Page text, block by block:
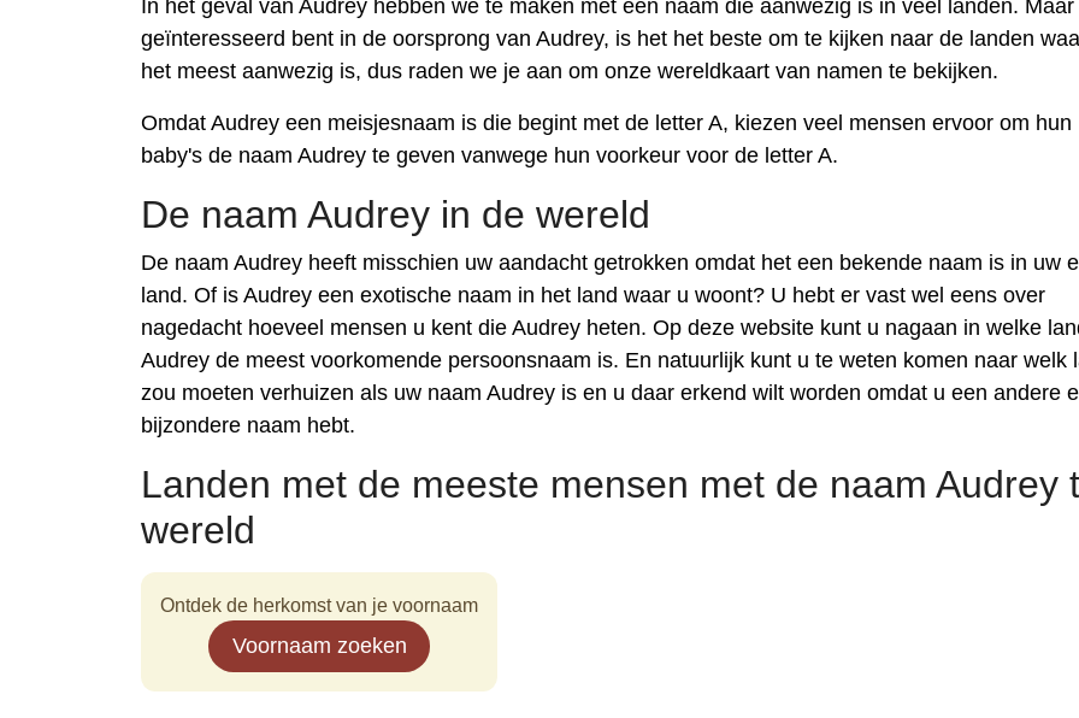
In het geval van Audrey hebben we te maken met een naam die aanwezig is in veel landen.
geïnteresseerd bent in de oorsprong van Audrey, is het het beste om te kijken naar de landen
het meest aanwezig is, dus raden we je aan om onze wereldkaart van namen te bekijken.
Omdat Audrey een meisjesnaam is die begint met de letter A, kiezen veel mensen ervoor om hun
baby's de naam Audrey te geven vanwege hun voorkeur voor de letter A.
De naam Audrey in de wereld
De naam Audrey heeft misschien uw aandacht getrokken omdat het een bekende naam is in uw
land. Of is Audrey een exotische naam in het land waar u woont? U hebt er vast wel eens over
nagedacht hoeveel mensen u kent die Audrey heten. Op deze website kunt u nagaan in welke
Audrey de meest voorkomende persoonsnaam is. En natuurlijk kunt u te weten komen naar welk
zou moeten verhuizen als uw naam Audrey is en u daar erkend wilt worden omdat u een andere
bijzondere naam hebt.
Landen met de meeste mensen met de naam Audrey
wereld
Ontdek de herkomst van je voornaam
Voornaam zoeken